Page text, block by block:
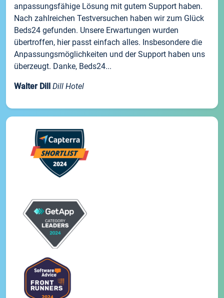
anpassungsfähige Lösung mit gutem Support haben.
Nach zahlreichen Testversuchen haben wir zum Glück
Beds24 gefunden. Unsere Erwartungen wurden
übertroffen, hier passt einfach alles. Insbesondere die
Anpassungsmöglichkeiten und der Support haben uns
überzeugt. Danke, Beds24...
Walter Dill Dill Hotel